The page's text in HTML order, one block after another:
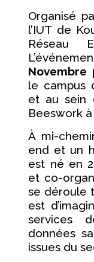
Organisé
l’IUT de
Réseau
Novembre
le campus
et au sein
Beeswork
À mi-
end et un
est né en
et co-
se déroule
est
services
données
issues du